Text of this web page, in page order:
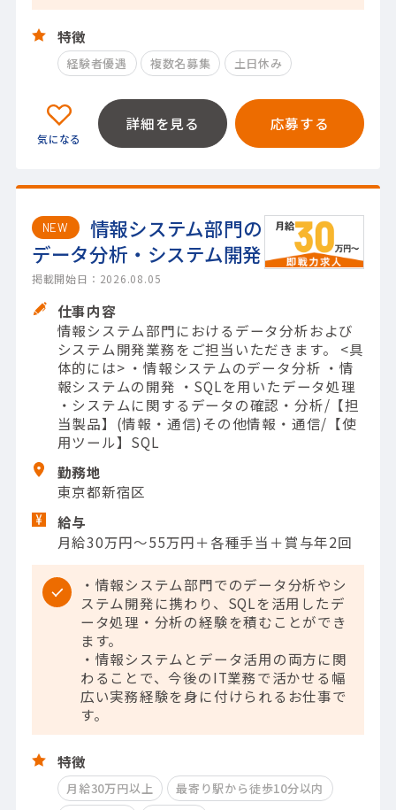
特徴
経験者優遇 複数名募集 土日休み
詳細を見る 応募する
NEW
情報システム部門の
データ分析・システム開発
掲載開始日：2026.08.05
仕事内容
情報システム部門におけるデータ分析および
システム開発業務をご担当いただきます。 <具
体的には> ・情報システムのデータ分析 ・情
報システムの開発 ・SQLを用いたデータ処理
・システムに関するデータの確認・分析/【担
当製品】(情報・通信)その他情報・通信/【使
用ツール】SQL
勤務地
東京都新宿区
給与
月給30万円～55万円＋各種手当＋賞与年2回
・情報システム部門でのデータ分析やシ
ステム開発に携わり、SQLを活用したデ
ータ処理・分析の経験を積むことができ
ます。
・情報システムとデータ活用の両方に関
わることで、今後のIT業務で活かせる幅
広い実務経験を身に付けられるお仕事で
す。
特徴
月給30万円以上
最寄り駅から徒歩10分以内